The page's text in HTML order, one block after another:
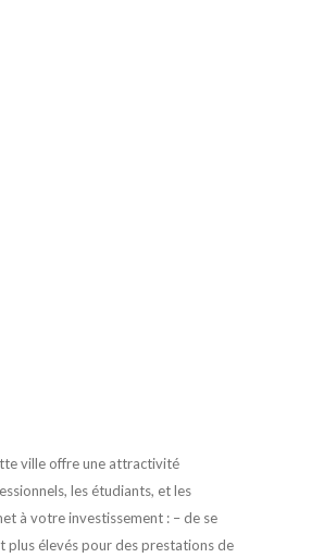
ville offre une attractivité
les étudiants, et les
à votre investissement : – de se
plus élevés pour des prestations de